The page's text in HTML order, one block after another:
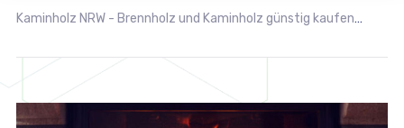
Kaminholz NRW - Brennholz und Kaminholz günstig kaufen